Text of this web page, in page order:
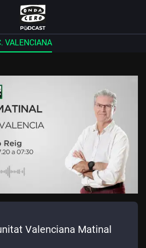
VALENCIANA
Valenciana Matinal